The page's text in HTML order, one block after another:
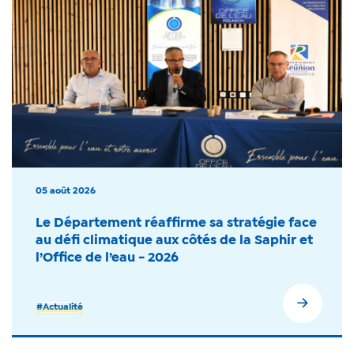
05 août 2026
Le Département réaffirme sa stratégie face
au défi climatique aux côtés de la Saphir et
l’Office de l’eau - 2026
#Actualité